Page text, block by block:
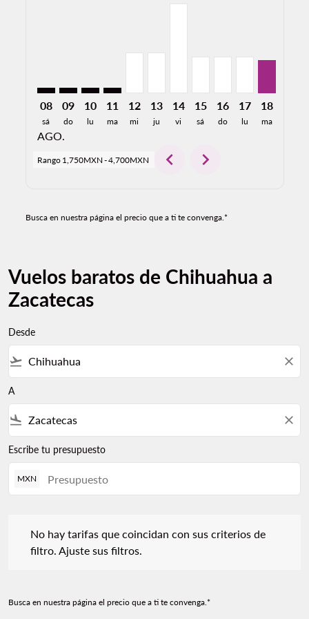
08
sá
AGO.
09
do
10
lu
11
ma
12
mi
13
ju
14
vi
15
sá
16
do
17
lu
18
ma
Rango 1,750MXN -4,700MXN chevron_left chevron_right
Busca en nuestra página el precio que a ti te convenga.*
Vuelos baratos de Chihuahua a
Zacatecas
Desde
flight_takeoff close
A
flight_land close
Escribe tu presupuesto
MXN
No hay tarifas que coincidan con sus criterios de
filtro. Ajuste sus filtros.
Busca en nuestra página el precio que a ti te convenga.*